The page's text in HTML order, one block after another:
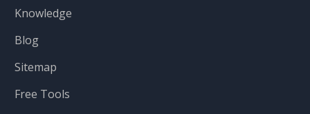
Knowledge
Blog
Sitemap
Free Tools